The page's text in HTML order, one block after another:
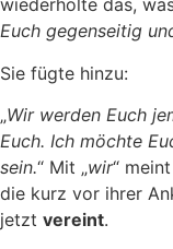
wiederholte das,
Euch gegenseitig
Sie fügte hinzu:
„Wir werden Euch
Euch. Ich möchte
sein.“ Mit „wir“
die kurz vor ihrer
jetzt vereint.